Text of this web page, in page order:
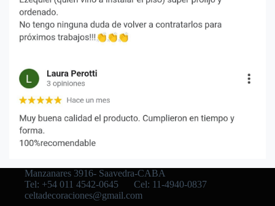
Manzanares 3916- Saavedra-CABA
Tel: +54 011 4542-0645
Cel: 11-4940-0837
celtadecoraciones@gmail.com